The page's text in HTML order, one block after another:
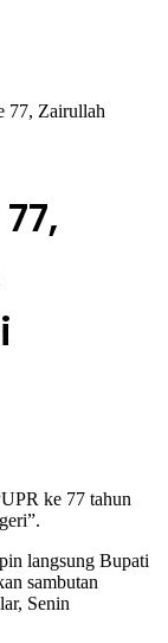
77, Zairullah
ke 77 tahun
langsung Bupati
sambutan
Senin